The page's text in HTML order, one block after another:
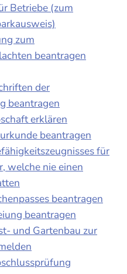
Betriebe (zum
zum
beantragen
der
beantragen
erklären
beantragen
für
welche nie einen
beantragen
beantragen
und Gartenbau zur